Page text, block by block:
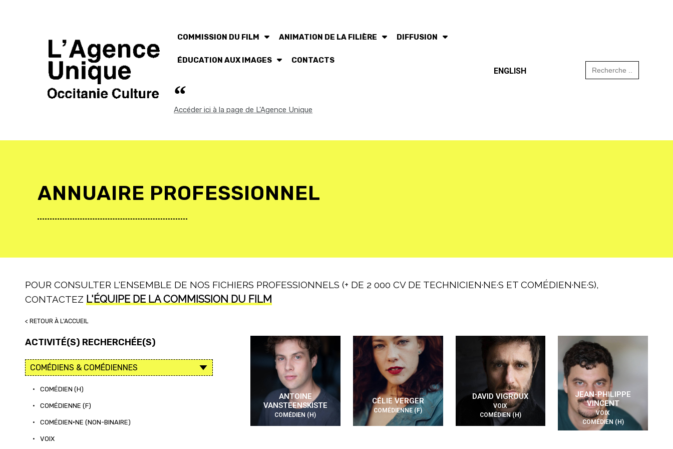
COMMISSION DU FILM ANIMATION DE LA FILIÈRE DIFFUSION
ÉDUCATION AUX IMAGES CONTACTS
Accéder ici à la page de L'Agence Unique
ENGLISH
Search
for:
ANNUAIRE PROFESSIONNEL
POUR CONSULTER L'ENSEMBLE DE NOS FICHIERS PROFESSIONNELS (+ DE 2 000 CV DE TECHNICIEN·NE·S ET COMÉDIEN·NE·S),
CONTACTEZ L'ÉQUIPE DE LA COMMISSION DU FILM
< RETOUR À L'ACCUEIL
ACTIVITÉ(S) RECHERCHÉE(S)
• COMÉDIEN (H)
• COMÉDIENNE (F)
• COMÉDIEN·NE (NON-BINAIRE)
• VOIX
ANTOINE
VANSTEENSKISTE
COMÉDIEN (H)
CÉLIE VERGER
COMÉDIENNE (F)
DAVID VIGROUX
VOIX
COMÉDIEN (H)
JEAN-PHILIPPE
VINCENT
VOIX
COMÉDIEN (H)